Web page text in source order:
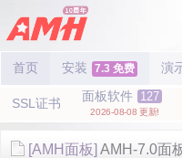
首页 安装 7.3 免费 演
SSL证书 面板软件 127
2026-08-08 更新!
[AMH面板] AMH-7.0面